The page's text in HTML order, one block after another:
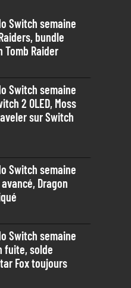
Switch semaine
bundle
Tomb Raider
Switch semaine
2 OLED, Moss
sur Switch
Switch semaine
Dragon
Switch semaine
fuite, solde
Fox toujours